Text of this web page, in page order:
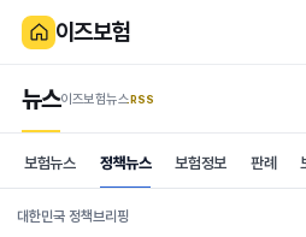
이즈보험
뉴스이즈보험뉴스.RSS
is보험
News
보험뉴스 정책뉴스 보험정보 판례
대한민국 정책브리핑